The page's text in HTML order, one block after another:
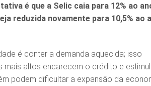
é que a Selic caia para 12% ao
reduzida novamente para 10,5% ao
é conter a demanda aquecida; isso
altos encarecem o crédito e
podem dificultar a expansão da